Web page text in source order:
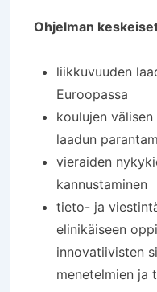
Ohjelman
liikkuvuuden
Euroopassa
koulujen
laadun
vieraiden
kannustaminen
tieto- ja
elinikäiseen
innovatiivisten
menetelmien ja